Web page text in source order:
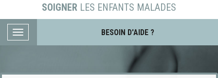
SOIGNER LES ENFANTS MALADES
BESOIN D'AIDE ?